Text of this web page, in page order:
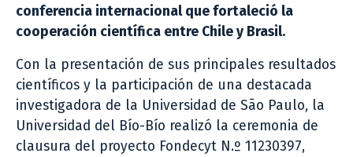
conferencia internacional que fortaleció la
cooperación científica entre Chile y Brasil.
Con la presentación de sus principales resultados
científicos y la participación de una destacada
investigadora de la Universidad de São Paulo, la
Universidad del Bío-Bío realizó la ceremonia de
clausura del proyecto Fondecyt N.º 11230397,